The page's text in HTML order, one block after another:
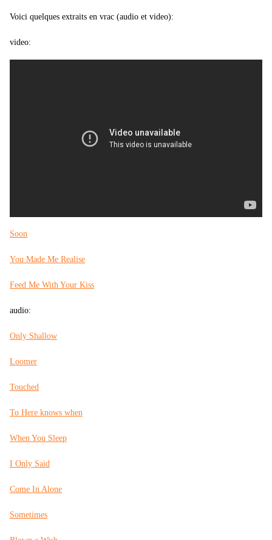
Voici quelques extraits en vrac (audio et video):
video:
Soon
You Made Me Realise
Feed Me With Your Kiss
audio:
Only Shallow
Loomer
Touched
To Here knows when
When You Sleep
I Only Said
Come In Alone
Sometimes